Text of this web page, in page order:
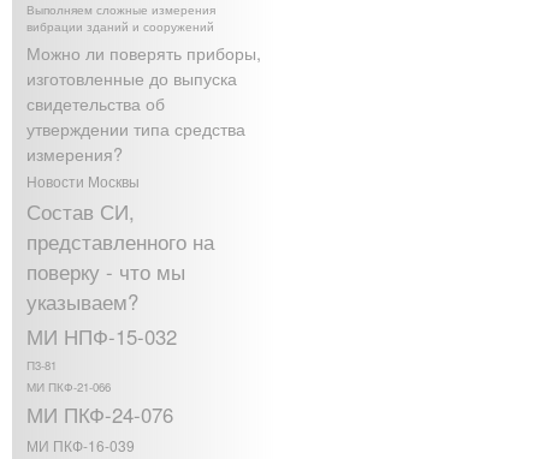
Выполняем сложные измерения
вибрации зданий и сооружений
Можно ли поверять приборы,
изготовленные до выпуска
свидетельства об
утверждении типа средства
измерения?
Новости Москвы
Состав СИ,
представленного на
поверку - что мы
указываем?
МИ НПФ-15-032
П3-81
МИ ПКФ-21-066
МИ ПКФ-24-076
МИ ПКФ-16-039